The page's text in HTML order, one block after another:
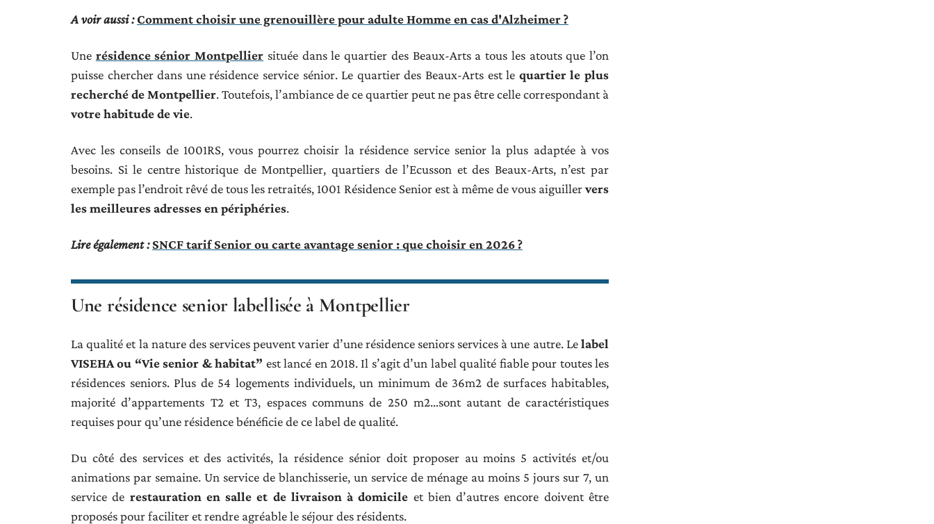
A voir aussi :Comment choisir une grenouillère pour adulte Homme en cas d'Alzheimer ?
Une résidence sénior Montpellier située dans le quartier des Beaux-Arts a tous les atouts que l’on
puisse chercher dans une résidence service sénior. Le quartier des Beaux-Arts est le quartier le plus
recherché de Montpellier. Toutefois, l’ambiance de ce quartier peut ne pas être celle correspondant à
votre habitude de vie.
Avec les conseils de 1001RS, vous pourrez choisir la résidence service senior la plus adaptée à vos
besoins. Si le centre historique de Montpellier, quartiers de l’Ecusson et des Beaux-Arts, n’est par
exemple pas l’endroit rêvé de tous les retraités, 1001 Résidence Senior est à même de vous aiguillervers
les meilleures adresses en périphéries.
Lire également : SNCF tarif Senior ou carte avantage senior : que choisir en 2026 ?
Une résidence senior labellisée à Montpellier
La qualité et la nature des services peuvent varier d’une résidence seniors services à une autre. Lelabel
VISEHA ou “Vie senior & habitat” est lancé en 2018. Il s’agit d’un label qualité fiable pour toutes les
résidences seniors. Plus de 54 logements individuels, un minimum de 36m2 de surfaces habitables,
majorité d’appartements T2 et T3, espaces communs de 250 m2…sont autant de caractéristiques
requises pour qu’une résidence bénéficie de ce label de qualité.
Du côté des services et des activités, la résidence sénior doit proposer au moins 5 activités et/ou
animations par semaine. Un service de blanchisserie, un service de ménage au moins 5 jours sur 7, un
service de restauration en salle et de livraison à domicile et bien d’autres encore doivent être
proposés pour faciliter et rendre agréable le séjour des résidents.